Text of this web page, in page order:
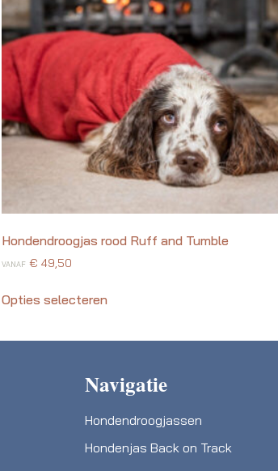
Hondendroogjas rood Ruff and Tumble
VANAF € 49,50
Opties selecteren
Navigatie
Hondendroogjassen
Hondenjas Back on Track